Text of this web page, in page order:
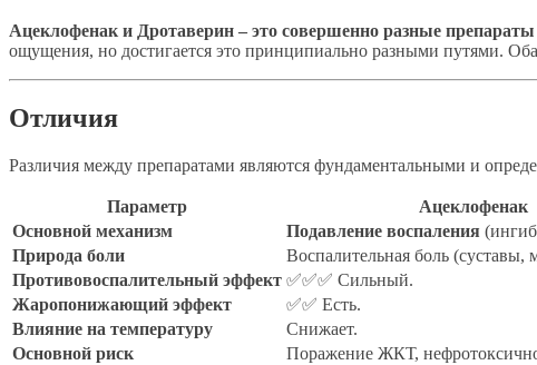
Ацеклофенак и Дротаверин – это совершенно разные препараты
ощущения, но достигается это принципиально разными путями.
Отличия
Различия между препаратами являются фундаментальными и
Параметр Ацеклофенак
Основной механизм
Подавление воспаления
Природа боли
Воспалительная боль
Противовоспалительный эффект ✅✅✅ Сильный.
Жаропонижающий эффект
✅✅ Есть.
Влияние на температуру
Снижает.
Основной риск
Поражение ЖКТ,